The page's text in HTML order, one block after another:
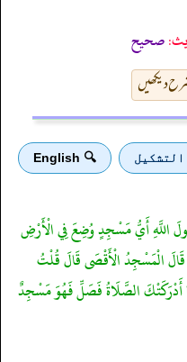
صحیح
دیکھیں
التشكيل 🔍 English
اللَّهِ أَيُّ مَسْجِدٍ وُضِعَ فِي الْأَرْضِ
الْمَسْجِدُ الْأَقْصَى قَالَ قُلْتُ
أَدْرَكَتْكَ الصَّلَاةُ فَصَلِّ فَهُوَ مَسْجِدٌ